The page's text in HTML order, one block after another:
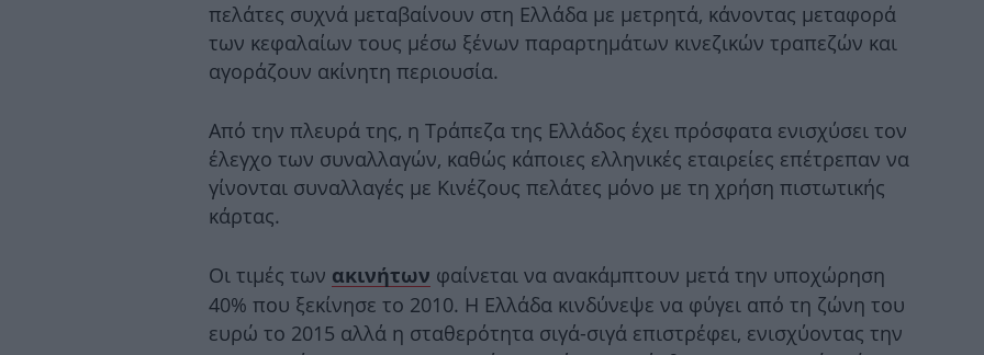
πελάτες συχνά μεταβαίνουν στη Ελλάδα με μετρητά, κάνοντας μεταφορά
των κεφαλαίων τους μέσω ξένων παραρτημάτων κινεζικών τραπεζών και
αγοράζουν ακίνητη περιουσία.
Από την πλευρά της, η Τράπεζα της Ελλάδος έχει πρόσφατα ενισχύσει τον
έλεγχο των συναλλαγών, καθώς κάποιες ελληνικές εταιρείες επέτρεπαν να
γίνονται συναλλαγές με Κινέζους πελάτες μόνο με τη χρήση πιστωτικής
κάρτας.
Οι τιμές των ακινήτων φαίνεται να ανακάμπτουν μετά την υποχώρηση
40% που ξεκίνησε το 2010. Η Ελλάδα κινδύνεψε να φύγει από τη ζώνη του
ευρώ το 2015 αλλά η σταθερότητα σιγά-σιγά επιστρέφει, ενισχύοντας την